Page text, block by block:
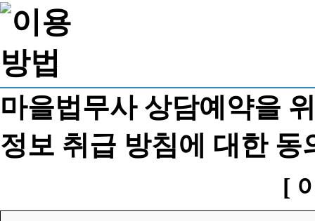
마을법무사 상담예약을
정보 취급 방침에 대한 동
[